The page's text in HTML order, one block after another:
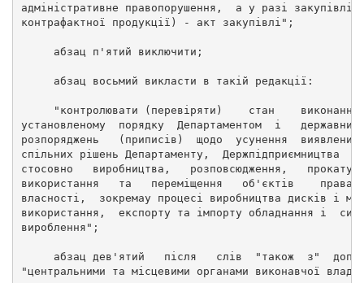
адміністративне правопорушення,  а у разі
контрафактної продукції) - акт закупівлі";
     абзац п'ятий виключити;
     абзац восьмий викласти в такій редакції:
"контролювати (перевіряти)    стан
установленому  порядку  Департаментом  і
розпоряджень   (приписів)  щодо  усунення
спільних рішень Департаменту,  Держпідприємництва
стосовно   виробництва,   розповсюдження,
використання   та   переміщення   об'єктів
власності,  зокремау процесі виробництва дисків і
використання,  експорту та імпорту обладнання і
вироблення";
абзац дев'ятий   після   слів  "також  з"
"центральними та місцевими органами виконавчої